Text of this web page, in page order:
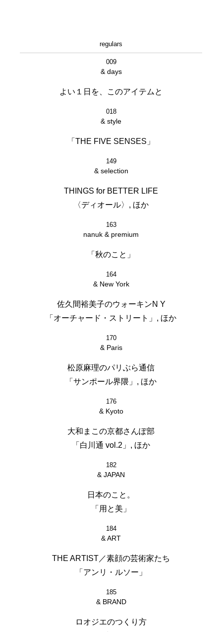
regulars
009
& days
よい１日を、このアイテムと
018
& style
「THE FIVE SENSES」
149
& selection
THINGS for BETTER LIFE
〈ディオール〉, ほか
163
nanuk & premium
「秋のこと」
164
& New York
佐久間裕美子のウォーキンN Y
「オーチャード・ストリート」, ほか
170
& Paris
松原麻理のパリぶら通信
「サンポール界隈」, ほか
176
& Kyoto
大和まこの京都さんぽ部
「白川通 vol.2」, ほか
182
& JAPAN
日本のこと。
「用と美」
184
& ART
THE ARTIST／素顔の芸術家たち
「アンリ・ルソー」
185
& BRAND
ロオジエのつくり方